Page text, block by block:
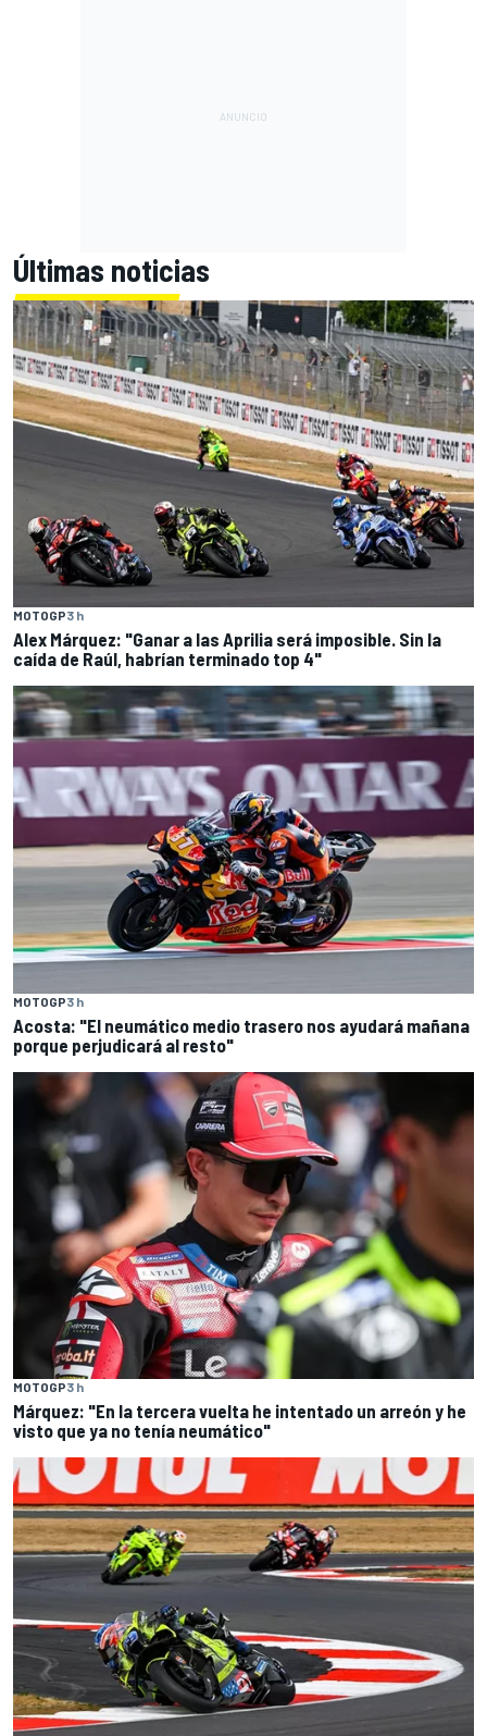
Últimas noticias
MOTOGP3 h
Alex Márquez: "Ganar a las Aprilia será imposible. Sin la
caída de Raúl, habrían terminado top 4"
MOTOGP3 h
Acosta: "El neumático medio trasero nos ayudará mañana
porque perjudicará al resto"
MOTOGP3 h
Márquez: "En la tercera vuelta he intentado un arreón y he
visto que ya no tenía neumático"